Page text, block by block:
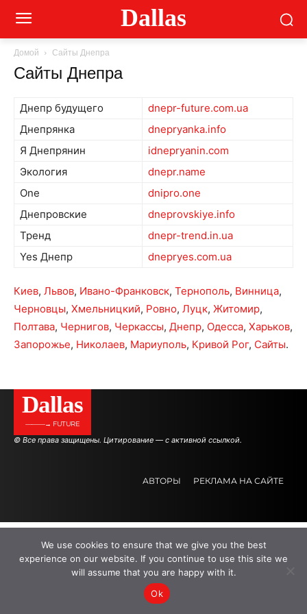
Dallas
Домой Сайты Днепра
Сайты Днепра
Днепр будущего
dnepr-future.com.ua
Днепрянка
dnepryanka.info
Я Днепрянин
idnepryanin.com
Экология
dnepr.name
One
dnipro.one
Днепровские
dneprovskiye.info
Тренд
dnepr-trend.in.ua
Yes Днепр
dnepryes.com.ua
Киев, Львов, Ивано-Франковск, Тернополь, Винница,
Черновцы, Хмельницкий, Ровно, Луцк, Житомир,
Полтава, Чернигов, Черкассы, Днепр, Одесса, Харьков,
Запорожье, Николаев, Мариуполь, Кривой Рог, Сайты.
Dallas
———→ FUTURE
© Все права защищены. Цитирование — с активной ссылкой.
АВТОРЫ РЕКЛАМА НА САЙТЕ
We use cookies to ensure that we give you the best
experience on our website. If you continue to use this site we
will assume that you are happy with it.
Ok
...